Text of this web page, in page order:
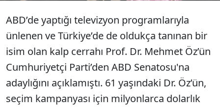
ABD’de yaptığı televizyon programlarıyla
ünlenen ve Türkiye’de de oldukça tanınan bir
isim olan kalp cerrahı Prof. Dr. Mehmet Öz’ün
Cumhuriyetçi Parti’den ABD Senatosu'na
adaylığını açıklamıştı. 61 yaşındaki Dr. Öz’ün,
seçim kampanyası için milyonlarca dolarlık